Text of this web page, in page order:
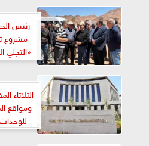
رئيس
مشروع
الثلاثاء
ومواقع